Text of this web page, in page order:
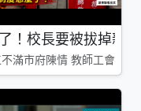
！校長要被拔掉親
滿市府陳情 教師工會槓